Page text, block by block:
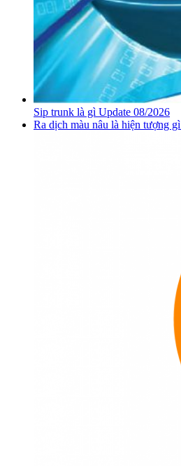
Sip trunk là gì Update 08/2026
Ra dịch màu nâu là hiện tượng